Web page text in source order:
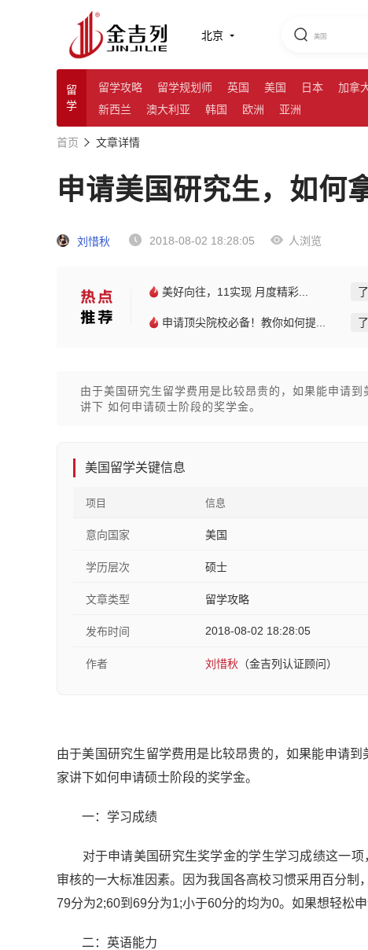
北京
留
学
留学攻略 留学规划师 英国 美国 日本
加拿
新西兰
澳大利亚 韩国 欧洲 亚洲
首页 文章详情
申请美国研究生，如何
刘惜秋 2018-08-02 18:28:05 人浏览
美好向往，11实现 月度精彩...
申请顶尖院校必备！教你如何提...
由于美国研究生留学费用是比较昂贵的，如果能申请
讲下 如何申请硕士阶段的奖学金。
美国留学关键信息
项目 信息
意向国家 美国
学历层次 硕士
文章类型 留学攻略
发布时间 2018-08-02 18:28:05
作者 刘惜秋 （金吉列认证顾问）
由于美国研究生留学费用是比较昂贵的，如果能申请
家讲下如何申请硕士阶段的奖学金。
一：学习成绩
对于申请美国研究生奖学金的学生学习成绩这一项
审核的一大标准因素。因为我国各高校习惯采用百分制
79分为2;60到69分为1;小于60分的均为0。如果想轻松
二：英语能力